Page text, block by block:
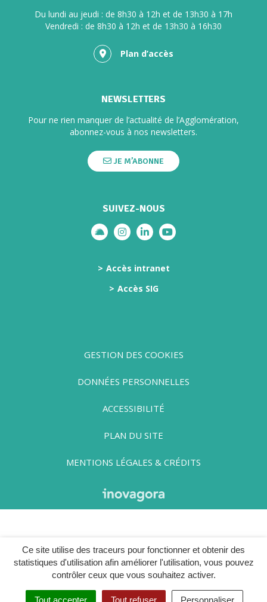
Ce site utilise des traceurs pour fonctionner et obtenir des
statistiques d'utilisation afin améliorer l'utilisation, vous pouvez
contrôler ceux que vous souhaitez activer.
Tout accepter Tout refuser Personnaliser
Du lundi au jeudi : de 8h30 à 12h et de 13h30 à 17h
Vendredi : de 8h30 à 12h et de 13h30 à 16h30
Plan d’accès
NEWSLETTERS
Pour ne rien manquer de l’actualité de l’Agglomération,
abonnez-vous à nos newsletters.
JE M’ABONNE
SUIVEZ-NOUS
Lien vers le compte illiwap
Lien vers le compte Instagram
Lien vers le compte
Lien vers la chaîne
Accès intranet
Accès SIG
GESTION DES COOKIES
DONNÉES PERSONNELLES
ACCESSIBILITÉ
PLAN DU SITE
MENTIONS LÉGALES & CRÉDITS